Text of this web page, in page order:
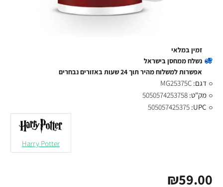
₪59.00
זמין במלאי
נשלח ממחסן בישראל
אפשרות למשלוח מהיר תוך 24 שעות באזורים נבחרים
דגם: MG25375C
מק"ט: 5050574253758
UPC:
505057425375
Harry Potter